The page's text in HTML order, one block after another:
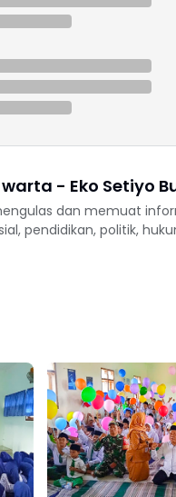
- Eko Setiyo
dan memuat
pendidikan, politik,